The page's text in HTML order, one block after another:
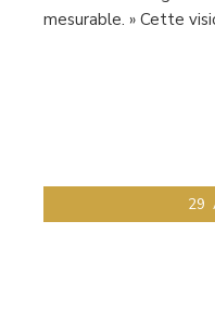
mesurable. » Cette
29